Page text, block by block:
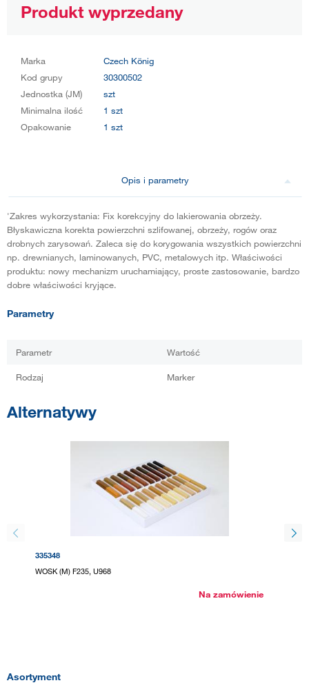
Produkt wyprzedany
Marka
Czech König
Kod grupy
30300502
Jednostka (JM)
szt
Minimalna ilość
1 szt
Opakowanie
1 szt
Opis i parametry
'Zakres wykorzystania: Fix korekcyjny do lakierowania obrzeży.
Błyskawiczna korekta powierzchni szlifowanej, obrzeży, rogów oraz
drobnych zarysowań. Zaleca się do korygowania wszystkich powierzchni
np. drewnianych, laminowanych, PVC, metalowych itp. Właściwości
produktu: nowy mechanizm uruchamiający, proste zastosowanie, bardzo
dobre właściwości kryjące.
Parametry
Parametr Wartość
Rodzaj Marker
Alternatywy
335348
WOSK (M) F235, U968
Na zamówienie
Asortyment